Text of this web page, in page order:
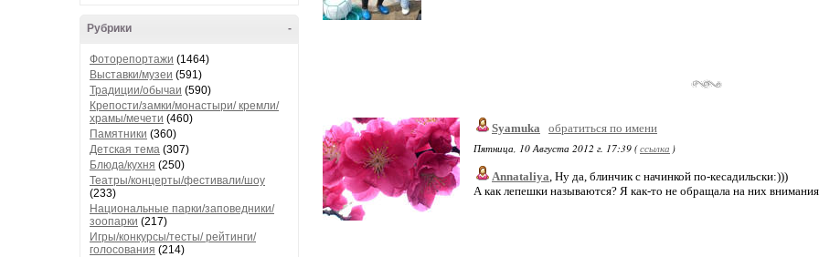
-
Рубрики
Фоторепортажи (1464)
Выставки/музеи (591)
Традиции/обычаи (590)
Крепости/замки/монастыри/ кремли/
храмы/мечети (460)
Памятники (360)
Детская тема (307)
Блюда/кухня (250)
Театры/концерты/фестивали/шоу
(233)
Национальные парки/заповедники/
зоопарки (217)
Игры/конкурсы/тесты/ рейтинги/
голосования (214)
Syamuka
обратиться по имени
Пятница, 10 Августа 2012 г. 17:39 (ссылка )
Annataliya, Ну да, блинчик с начинкой по-кесадильски:)))
А как лепешки называются? Я как-то не обращала на них